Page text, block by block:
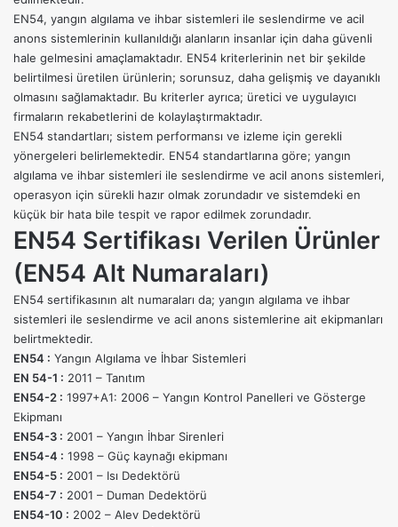
EN54, yangın algılama ve ihbar sistemleri ile seslendirme ve acil
anons sistemlerinin kullanıldığı alanların insanlar için daha güvenli
hale gelmesini amaçlamaktadır. EN54 kriterlerinin net bir şekilde
belirtilmesi üretilen ürünlerin; sorunsuz, daha gelişmiş ve dayanıklı
olmasını sağlamaktadır. Bu kriterler ayrıca; üretici ve uygulayıcı
firmaların rekabetlerini de kolaylaştırmaktadır.
EN54 standartları; sistem performansı ve izleme için gerekli
yönergeleri belirlemektedir. EN54 standartlarına göre; yangın
algılama ve ihbar sistemleri ile seslendirme ve acil anons sistemleri,
operasyon için sürekli hazır olmak zorundadır ve sistemdeki en
küçük bir hata bile tespit ve rapor edilmek zorundadır.
EN54 Sertifikası Verilen Ürünler
(EN54 Alt Numaraları)
EN54 sertifikasının alt numaraları da; yangın algılama ve ihbar
sistemleri ile seslendirme ve acil anons sistemlerine ait ekipmanları
belirtmektedir.
EN54 : Yangın Algılama ve İhbar Sistemleri
EN 54-1 : 2011 – Tanıtım
EN54-2 : 1997+A1: 2006 – Yangın Kontrol Panelleri ve Gösterge
Ekipmanı
EN54-3 : 2001 – Yangın İhbar Sirenleri
EN54-4 : 1998 – Güç kaynağı ekipmanı
EN54-5 : 2001 – Isı Dedektörü
EN54-7 : 2001 – Duman Dedektörü
EN54-10 : 2002 – Alev Dedektörü